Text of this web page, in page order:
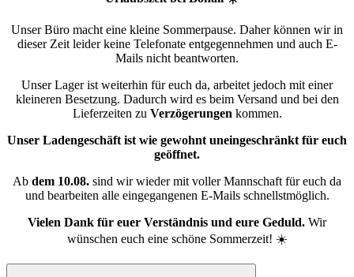
Unser Büro macht eine kleine Sommerpause. Daher können wir in
dieser Zeit leider keine Telefonate entgegennehmen und auch E-
Mails nicht beantworten.
Unser Lager ist weiterhin für euch da, arbeitet jedoch mit einer
kleineren Besetzung. Dadurch wird es beim Versand und bei den
Lieferzeiten zu Verzögerungen kommen.
Unser Ladengeschäft ist wie gewohnt uneingeschränkt für euch
geöffnet.
Ab dem 10.08. sind wir wieder mit voller Mannschaft für euch da
und bearbeiten alle eingegangenen E-Mails schnellstmöglich.
Vielen Dank für euer Verständnis und eure Geduld. Wir
wünschen euch eine schöne Sommerzeit! ☀️